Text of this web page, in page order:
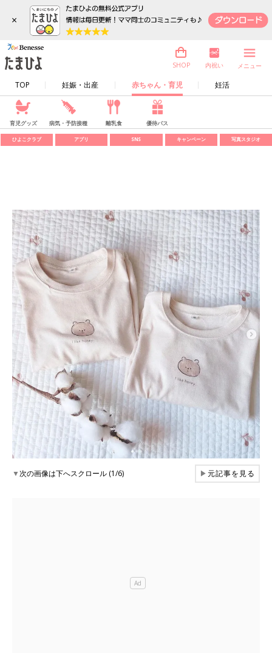
×
TOP 妊娠・出産 赤ちゃん・育児 妊活
SHOP 内祝い メニュー
育児グッズ 病気・予防接種 離乳食 優待パス
ひよこクラブ アプリ SNS キャンペーン 写真スタジオ
▼次の画像は下へスクロール (1/6) ▶元記事を見る